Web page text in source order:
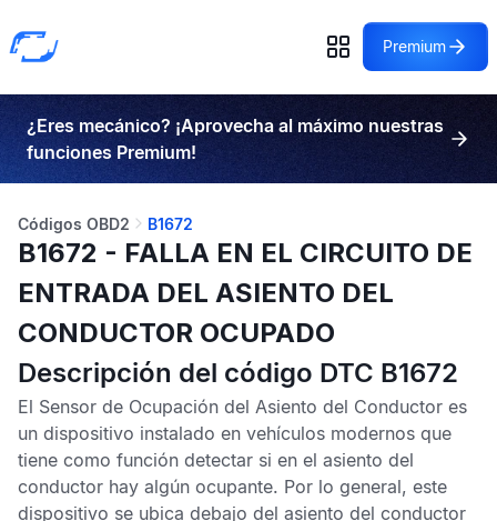
Premium
¿Eres mecánico? ¡Aprovecha al máximo nuestras
funciones Premium!
Códigos OBD2 B1672
B1672 - FALLA EN EL CIRCUITO DE
ENTRADA DEL ASIENTO DEL
CONDUCTOR OCUPADO
Descripción del código DTC B1672
El Sensor de Ocupación del Asiento del Conductor es
un dispositivo instalado en vehículos modernos que
tiene como función detectar si en el asiento del
conductor hay algún ocupante. Por lo general, este
dispositivo se ubica debajo del asiento del conductor